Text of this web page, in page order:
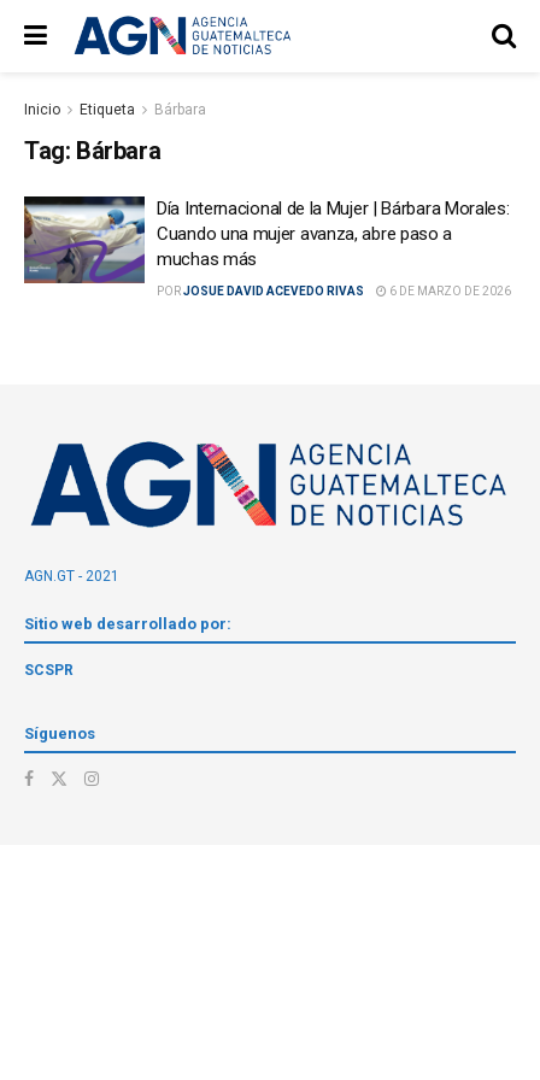
Inicio Etiqueta Bárbara
Tag: Bárbara
Día Internacional de la Mujer | Bárbara Morales:
Cuando una mujer avanza, abre paso a
muchas más
PORJOSUE DAVID ACEVEDO RIVAS 6 DE MARZO DE 2026
AGN.GT - 2021
Sitio web desarrollado por:
SCSPR
Síguenos